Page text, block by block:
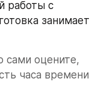
работы с
занимает
сами оцените,
часа времени